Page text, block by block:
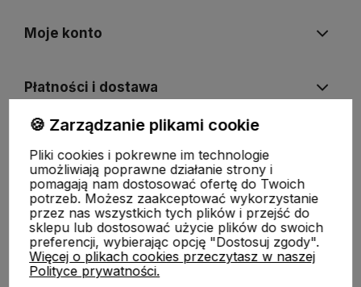
Moje konto
Płatności i dostawa
O nas
🍪 Zarządzanie plikami cookie
Pliki cookies i pokrewne im technologie
umożliwiają poprawne działanie strony i
pomagają nam dostosować ofertę do Twoich
potrzeb. Możesz zaakceptować wykorzystanie
przez nas wszystkich tych plików i przejść do
sklepu lub dostosować użycie plików do swoich
preferencji, wybierając opcję "Dostosuj zgody".
Więcej o plikach cookies przeczytasz w naszej
Polityce prywatności.